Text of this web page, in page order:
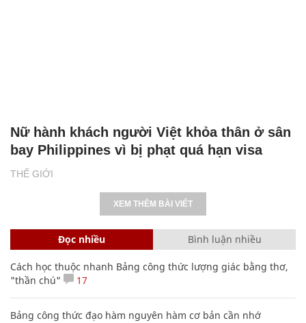
THẾ GIỚI
Nữ hành khách người Việt khỏa thân ở sân
bay Philippines vì bị phạt quá hạn visa
XEM THÊM BÀI VIẾT
Đọc nhiều Bình luận nhiều
Cách học thuộc nhanh Bảng công thức lượng giác bằng thơ,
"thần chú"
17
Bảng công thức đạo hàm nguyên hàm cơ bản cần nhớ